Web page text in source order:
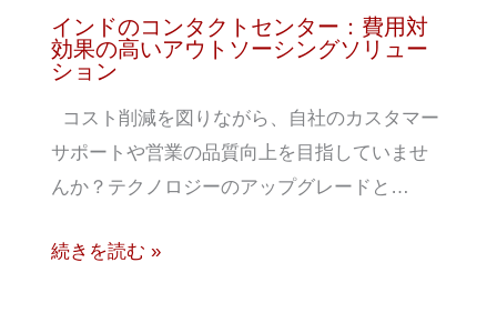
インドのコンタクトセンター：費用対
効果の高いアウトソーシングソリュー
ション
コスト削減を図りながら、自社のカスタマー
サポートや営業の品質向上を目指していませ
んか？テクノロジーのアップグレードと…
続きを読む »